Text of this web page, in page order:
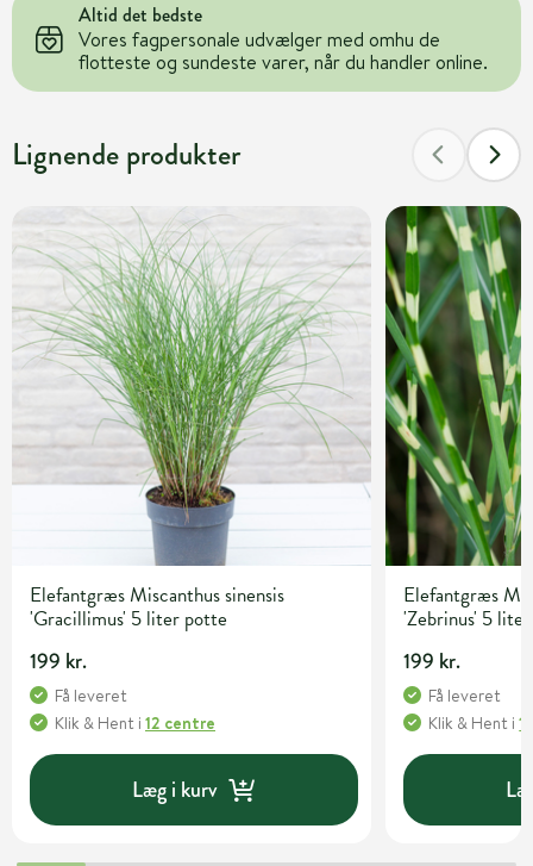
Altid det bedste
Vores fagpersonale udvælger med omhu de
flotteste og sundeste varer, når du handler online.
Lignende produkter
Elefantgræs Miscanthus sinensis
'Gracillimus' 5 liter potte
199 kr.
Få leveret
Klik & Hent i 12 centre
Læg i kurv
Elefantgræs
'Zebrinus' 5
199 kr.
Få leveret
Klik & Hent i